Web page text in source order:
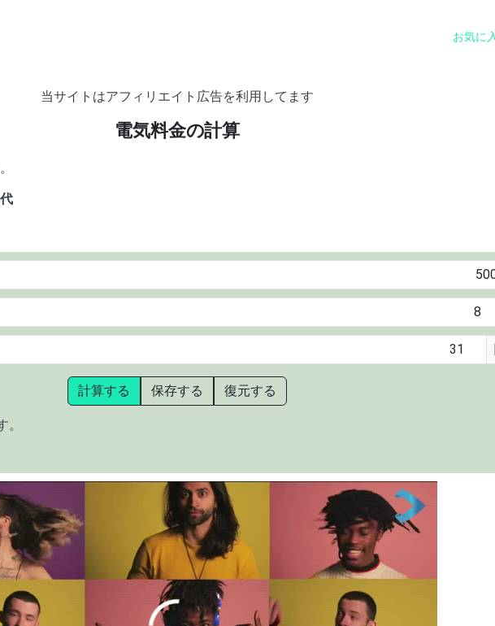
お気に
当サイトはアフィリエイト広告を利用してます
電気料金の計算
計算する 保存する 復元する
。